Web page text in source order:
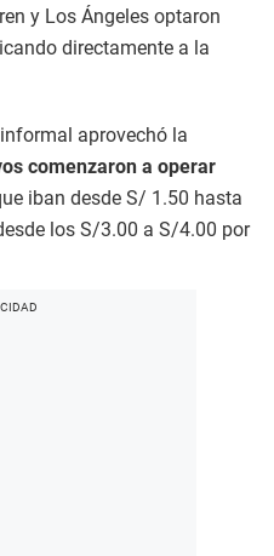
y Los Ángeles optaron
directamente a la
aprovechó la
comenzaron a operar
iban desde S/ 1.50 hasta
los S/3.00 a S/4.00 por